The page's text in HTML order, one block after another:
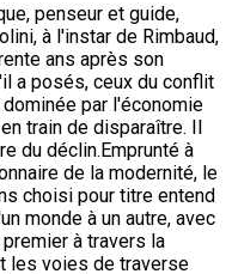
penseur et guide,
à l'instar de Rimbaud,
ans après son
a posés, ceux du conflit
par l'économie
train de disparaître. Il
du déclin.Emprunté à
de la modernité, le
choisi pour titre entend
monde à un autre, avec
à travers la
les voies de traverse